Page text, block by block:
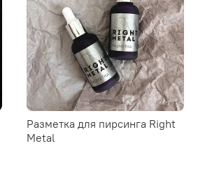
Разметка для пирсинга Right
Metal